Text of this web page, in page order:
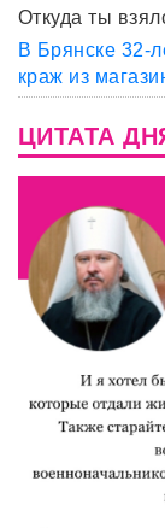
Откуда ты
В Брянске 32-
краж из
ЦИТАТА